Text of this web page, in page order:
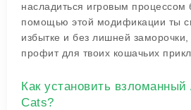
насладиться игровым процессом
помощью этой модификации ты
избытке и без лишней
профит для твоих кошачьих
Как установить
Cats?